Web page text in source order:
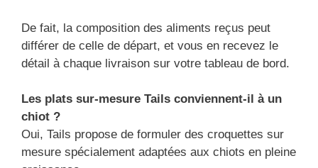
De fait, la composition des aliments reçus peut
différer de celle de départ, et vous en recevez le
détail à chaque livraison sur votre tableau de bord.
Les plats sur-mesure Tails conviennent-il à un
chiot ?
Oui, Tails propose de formuler des croquettes sur
mesure spécialement adaptées aux chiots en pleine